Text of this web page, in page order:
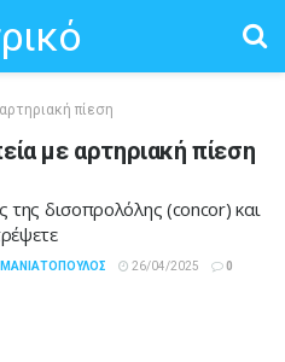
πίεση
με αρτηριακή πίεση
της δισοπρολόλης (concor) και
ΜΑΝΙΑΤΌΠΟΥΛΟΣ 26/04/2025 0